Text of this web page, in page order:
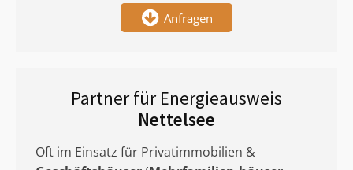
Anfragen
Partner für Energieausweis
Nettelsee
Oft im Einsatz für Privatimmobilien &